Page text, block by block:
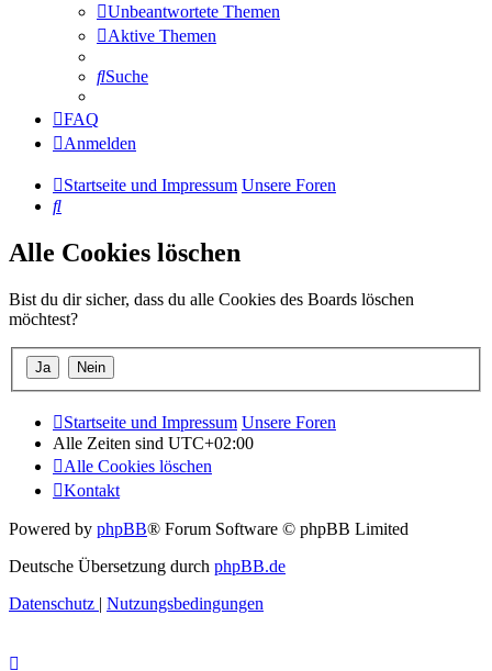
Unbeantwortete Themen
Aktive Themen
Suche
FAQ
Anmelden
Startseite und Impressum Unsere Foren
Suche
Alle Cookies löschen
Bist du dir sicher, dass du alle Cookies des Boards löschen
möchtest?
Startseite und Impressum Unsere Foren
Alle Zeiten sind UTC+02:00
Alle Cookies löschen
Kontakt
Powered by phpBB® Forum Software © phpBB Limited
Deutsche Übersetzung durch phpBB.de
Datenschutz | Nutzungsbedingungen